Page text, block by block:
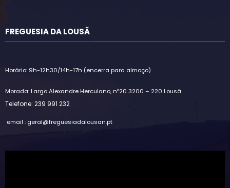
FREGUESIA DA LOUSÃ
Horário: 9h-12h30/14h-17h (encerra para almoço)
Morada: Largo Alexandre Herculano, nº20 3200 – 220 Lousã
Telefone: 239 991 232
email : geral@freguesiadalousan.pt